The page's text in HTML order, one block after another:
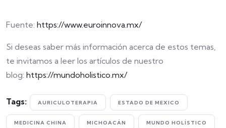
Fuente: https://www.euroinnova.mx/
Si deseas saber más información acerca de estos temas,
te invitamos a leer los artículos de nuestro
blog: https://mundoholistico.mx/
Tags: AURICULOTERAPIA ESTADO DE MEXICO
MEDICINA CHINA MICHOACÁN MUNDO HOLÍSTICO